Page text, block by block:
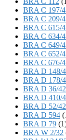
BRA C 197/
BRA C 209/
BRA C 615/
BRA C 634/
BRA C 649/
BRA C 652/
BRA C 676/
BRA D 148/
BRA D 178/
BRA D 36/42
BRA D 410/
BRA D 52/42
BRA D 594
BRA D 79
BRA W 2/32